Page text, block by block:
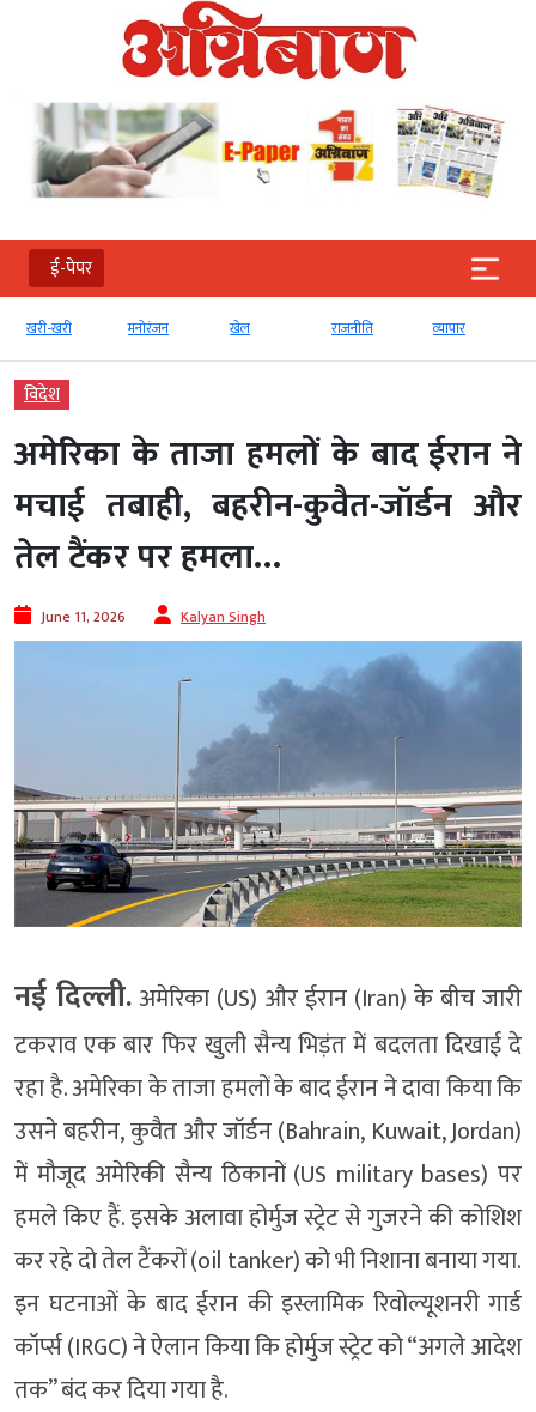
ई-पेपर
विदेश
अमेरिका के ताजा हमलों के बाद ईरान ने
मचाई तबाही, बहरीन-कुवैत-जॉर्डन और
तेल टैंकर पर हमला…
June 11, 2026 Kalyan Singh
नई दिल्ली. अमेरिका (US) और ईरान (Iran) के बीच जारी
टकराव एक बार फिर खुली सैन्य भिड़ंत में बदलता दिखाई दे
रहा है. अमेरिका के ताजा हमलों के बाद ईरान ने दावा किया कि
उसने बहरीन, कुवैत और जॉर्डन (Bahrain, Kuwait, Jordan)
में मौजूद अमेरिकी सैन्य ठिकानों (US military bases) पर
हमले किए हैं. इसके अलावा होर्मुज स्ट्रेट से गुजरने की कोशिश
कर रहे दो तेल टैंकरों (oil tanker) को भी निशाना बनाया गया.
इन घटनाओं के बाद ईरान की इस्लामिक रिवोल्यूशनरी गार्ड
कॉर्प्स (IRGC) ने ऐलान किया कि होर्मुज स्ट्रेट को “अगले आदेश
तक” बंद कर दिया गया है.